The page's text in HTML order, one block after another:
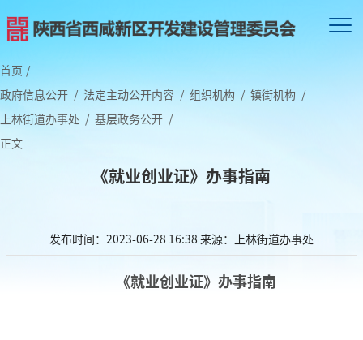
首页 /
政府信息公开 / 法定主动公开内容 / 组织机构 / 镇街机构 /
上林街道办事处 / 基层政务公开 /
正文
《就业创业证》办事指南
发布时间：2023-06-28 16:38 来源：上林街道办事处
《就业创业证》办事指南